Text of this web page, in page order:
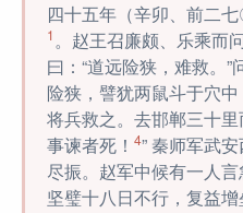
四十五年（辛卯、前二
1。赵王召廉颇、乐乘而
曰：“道远险狭，难救。
险狭，譬犹两鼠斗于穴
将兵救之。去邯郸三十里
事谏者死！ 4” 秦师军武
尽振。赵军中候有一人
坚璧十八日不行，复益